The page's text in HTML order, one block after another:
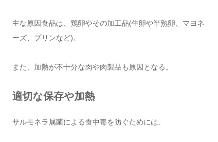
主な原因食品は、鶏卵やその加工品(生卵や半熟卵、マヨネ
ーズ、プリンなど)。
また、加熱が不十分な肉や肉製品も原因となる。
適切な保存や加熱
サルモネラ属菌による食中毒を防ぐためには、